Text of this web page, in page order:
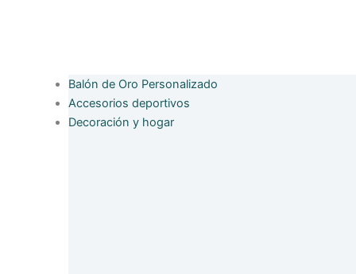
Balón de Oro Personalizado
Accesorios deportivos
Decoración y hogar